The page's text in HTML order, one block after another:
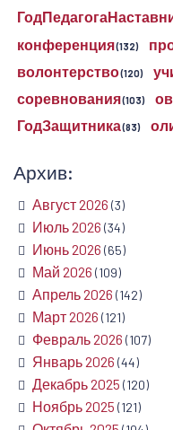
конференция(132)
волонтерство(120)
соревнования(103)
ГодЗащитника(83)
Архив:
Август 2026 (3)
Июль 2026 (34)
Июнь 2026 (65)
Май 2026 (109)
Апрель 2026 (142)
Март 2026 (121)
Февраль 2026 (107)
Январь 2026 (44)
Декабрь 2025 (120)
Ноябрь 2025 (121)